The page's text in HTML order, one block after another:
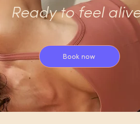
Ready to feel
Book now